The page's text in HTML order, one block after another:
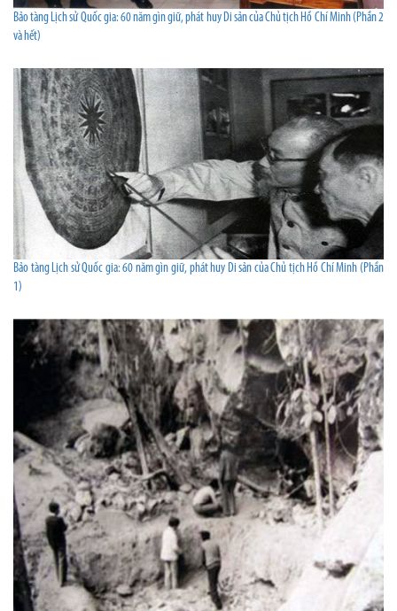
Bảo tàng Lịch sử Quốc gia: 60 năm gìn giữ, phát huy Di sản của Chủ tịch Hồ Chí Minh (Phần 2
và hết)
Bảo tàng Lịch sử Quốc gia: 60 năm gìn giữ, phát huy Di sản của Chủ tịch Hồ Chí Minh (Phần
1)